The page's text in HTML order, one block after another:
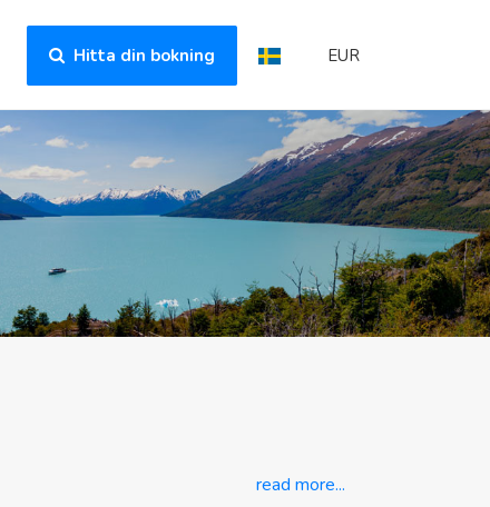
Hitta din bokning EUR
read more...